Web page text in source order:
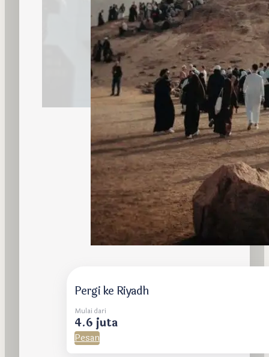
Pergi ke Riyadh
Mulai dari
4.6 juta
Pesan